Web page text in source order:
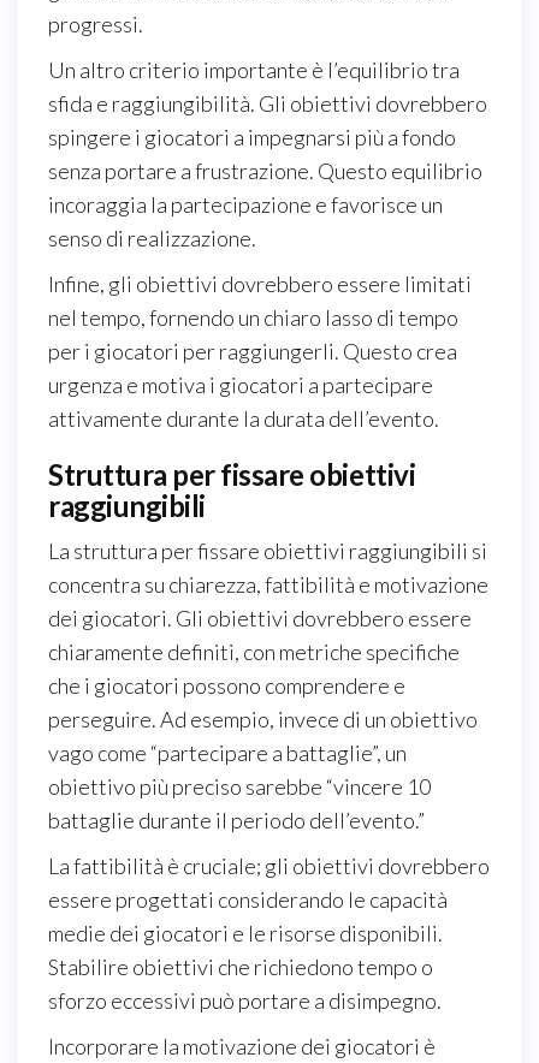
progressi.
Un altro criterio importante è l’equilibrio tra
sfida e raggiungibilità. Gli obiettivi dovrebbero
spingere i giocatori a impegnarsi più a fondo
senza portare a frustrazione. Questo equilibrio
incoraggia la partecipazione e favorisce un
senso di realizzazione.
Infine, gli obiettivi dovrebbero essere limitati
nel tempo, fornendo un chiaro lasso di tempo
per i giocatori per raggiungerli. Questo crea
urgenza e motiva i giocatori a partecipare
attivamente durante la durata dell’evento.
Struttura per fissare obiettivi
raggiungibili
La struttura per fissare obiettivi raggiungibili si
concentra su chiarezza, fattibilità e motivazione
dei giocatori. Gli obiettivi dovrebbero essere
chiaramente definiti, con metriche specifiche
che i giocatori possono comprendere e
perseguire. Ad esempio, invece di un obiettivo
vago come “partecipare a battaglie”, un
obiettivo più preciso sarebbe “vincere 10
battaglie durante il periodo dell’evento.”
La fattibilità è cruciale; gli obiettivi dovrebbero
essere progettati considerando le capacità
medie dei giocatori e le risorse disponibili.
Stabilire obiettivi che richiedono tempo o
sforzo eccessivi può portare a disimpegno.
Incorporare la motivazione dei giocatori è